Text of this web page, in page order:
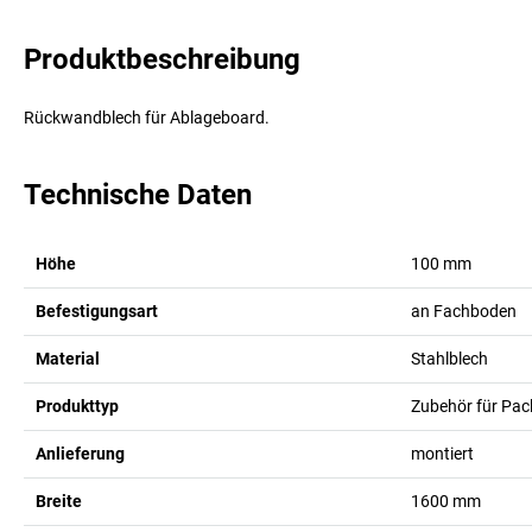
Produktbeschreibung
Rückwandblech für Ablageboard.
Technische Daten
Höhe 100 mm
Befestigungsart an Fachboden
Material Stahlblech
Produkttyp Zubehör für
Anlieferung montiert
Breite 1600 mm